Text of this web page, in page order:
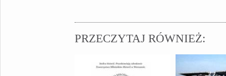
PRZECZYTAJ RÓWNIEŻ: